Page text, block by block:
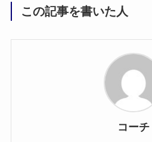
この記事を書いた人
コーチ